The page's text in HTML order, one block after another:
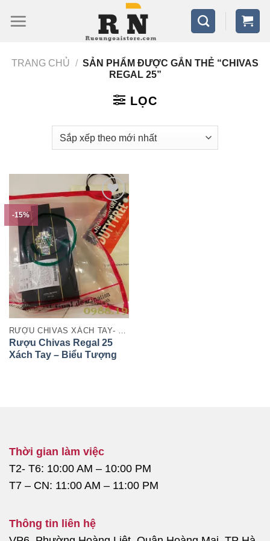
qua
dungTRANG CHỦ / SẢN PHẨM ĐƯỢC GẮN THẺ “CHIVAS
REGAL 25”
LỌC
-15%
RƯỢU CHIVAS XÁCH TAY- DUTY FREE
Rượu Chivas Regal 25
Xách Tay – Biểu Tượng
Thời gian làm việc
T2- T6: 10:00 AM – 10:00 PM
T7 – CN: 11:00 AM – 11:00 PM
Thông tin liên hệ